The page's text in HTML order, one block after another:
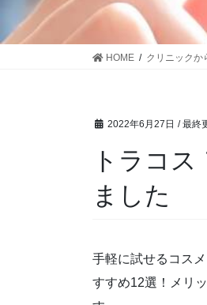
HOME クリニックか
2022年6月27日 / 最終
トラコ
ました
手軽に試せるコス
すすめ12選！メリ